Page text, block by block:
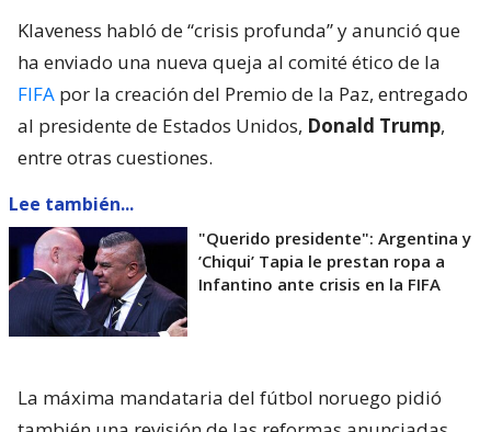
Klaveness habló de “crisis profunda” y anunció que
ha enviado una nueva queja al comité ético de la
FIFA por la creación del Premio de la Paz, entregado
al presidente de Estados Unidos, Donald Trump,
entre otras cuestiones.
Lee también...
"Querido presidente": Argentina y
’Chiqui’ Tapia le prestan ropa a
Infantino ante crisis en la FIFA
La máxima mandataria del fútbol noruego pidió